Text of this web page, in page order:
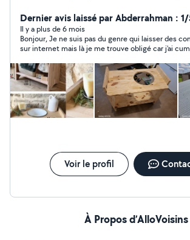
d'infiltration des eaux -rénovation des courtière en tout
genre est cheminée Votre maison vous protège
protégez-la Pour un un prix très étudié offrez vous à
votre habitation un ravalement ou
toiture en tout genre
Dernier avis laissé par Abderrahman :
Il y a plus de 6 mois
Bonjour, Je ne suis pas du genre qui laisser des commentaires
sur internet mais là je me trouve obligé car j'ai
accepté de nettoyer mon toit, au début il était très
fait la moitié du boulot (pas comme je l'ai
a oublié l'extension de son échelle il m'as dit qu'il
dans quelques jours avec le bon matos pour finir le travail et a
demandé un décompte; j'ai accepté avec une bonne intention
et de confiance. La suite... Dylan n'est jamais revenu pour finir
rappellera chose qui ne
Voir le profil
À Propos d’AlloVoisins